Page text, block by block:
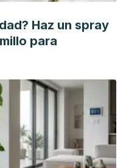
Haz un spray
para